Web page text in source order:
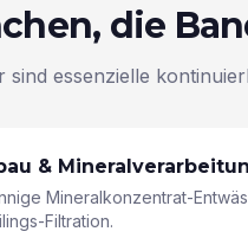
die
sind essenzielle
&
Mineralkonzentrat-
Filtration.